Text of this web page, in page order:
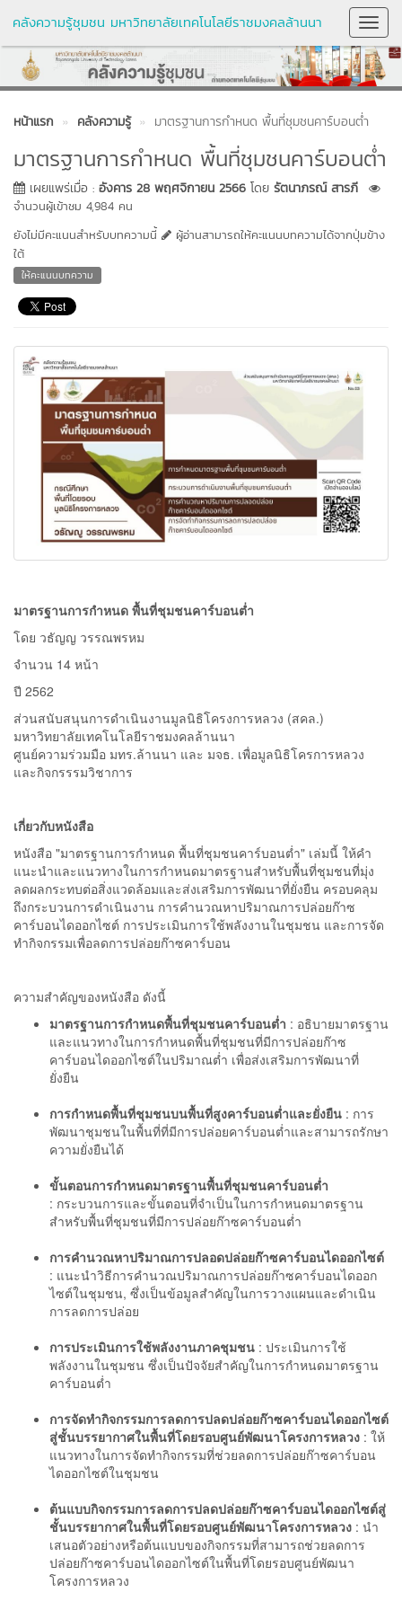
คลังความรู้ชุมชน มหาวิทยาลัยเทคโนโลยีราชมงคลล้านนา
หน้าแรก คลังความรู้ มาตรฐานการกำหนด พื้นที่ชุมชนคาร์บอนต่ำ
มาตรฐานการกำหนด พื้นที่ชุมชนคาร์บอนต่ำ
เผยแพร่เมื่อ : อังคาร 28 พฤศจิกายน 2566 โดย รัตนาภรณ์ สารภี
จำนวนผู้เข้าชม 4,984 คน
ยังไม่มีคะแนนสำหรับบทความนี้
ผู้อ่านสามารถให้คะแนนบทความได้จากปุ่มข้าง
ใต้
ให้คะแนนบทความ
มาตรฐานการกำหนด พื้นที่ชุมชนคาร์บอนต่ำ
โดย วธัญญ วรรณพรหม
จำนวน 14 หน้า
ปี 2562
ส่วนสนับสนุนการดําเนินงานมูลนิธิโครงการหลวง (สคล.)
มหาวิทยาลัยเทคโนโลยีราชมงคลล้านนา
ศูนย์ความร่วมมือ มทร.ล้านนา และ มจธ. เพื่อมูลนิธิโครการหลวง
และกิจกรรรมวิชาการ
เกี่ยวกับหนังสือ
หนังสือ "มาตรฐานการกำหนด พื้นที่ชุมชนคาร์บอนต่ำ" เล่มนี้ ให้คำ
แนะนำและแนวทางในการกำหนดมาตรฐานสำหรับพื้นที่ชุมชนที่มุ่ง
ลดผลกระทบต่อสิ่งแวดล้อมและส่งเสริมการพัฒนาที่ยั่งยืน ครอบคลุม
ถึงกระบวนการดำเนินงาน การคำนวณหาปริมาณการปล่อยก๊าซ
คาร์บอนไดออกไซต์ การประเมินการใช้พลังงานในชุมชน และการจัด
ทำกิจกรรมเพื่อลดการปล่อยก๊าซคาร์บอน
ความสำคัญของหนังสือ ดังนี้
มาตรฐานการกำหนดพื้นที่ชุมชนคาร์บอนต่ำ : อธิบายมาตรฐาน
และแนวทางในการกำหนดพื้นที่ชุมชนที่มีการปล่อยก๊าซ
คาร์บอนไดออกไซต์ในปริมาณต่ำ เพื่อส่งเสริมการพัฒนาที่
ยั่งยืน
การกำหนดพื้นที่ชุมชนบนพื้นที่สูงคาร์บอนต่ำและยั่งยืน : การ
พัฒนาชุมชนในพื้นที่ที่มีการปล่อยคาร์บอนต่ำและสามารถรักษา
ความยั่งยืนได้
ขั้นตอนการกำหนดมาตรฐานพื้นที่ชุมชนคาร์บอนต่ำ
: กระบวนการและขั้นตอนที่จำเป็นในการกำหนดมาตรฐาน
สำหรับพื้นที่ชุมชนที่มีการปล่อยก๊าซคาร์บอนต่ำ
การคำนวณหาปริมาณการปลอดปล่อยก๊าซคาร์บอนไดออกไซต์
: แนะนำวิธีการคำนวณปริมาณการปล่อยก๊าซคาร์บอนไดออก
ไซต์ในชุมชน, ซึ่งเป็นข้อมูลสำคัญในการวางแผนและดำเนิน
การลดการปล่อย
การประเมินการใช้พลังงานภาคชุมชน : ประเมินการใช้
พลังงานในชุมชน ซึ่งเป็นปัจจัยสำคัญในการกำหนดมาตรฐาน
คาร์บอนต่ำ
การจัดทำกิจกรรมการลดการปลดปล่อยก๊าซคาร์บอนไดออกไซต์
สู่ชั้นบรรยากาศในพื้นที่โดยรอบศูนย์พัฒนาโครงการหลวง : ให้
แนวทางในการจัดทำกิจกรรมที่ช่วยลดการปล่อยก๊าซคาร์บอน
ไดออกไซต์ในชุมชน
ต้นแบบกิจกรรมการลดการปลดปล่อยก๊าซคาร์บอนไดออกไซต์สู่
ชั้นบรรยากาศในพื้นที่โดยรอบศูนย์พัฒนาโครงการหลวง : นำ
เสนอตัวอย่างหรือต้นแบบของกิจกรรมที่สามารถช่วยลดการ
ปล่อยก๊าซคาร์บอนไดออกไซต์ในพื้นที่โดยรอบศูนย์พัฒนา
โครงการหลวง